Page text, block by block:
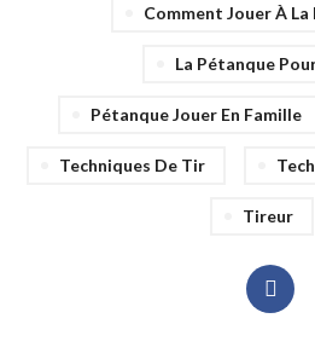
Comment Jouer À
La Pétanque
Pétanque Jouer En Famille
Techniques De Tir
Tireur